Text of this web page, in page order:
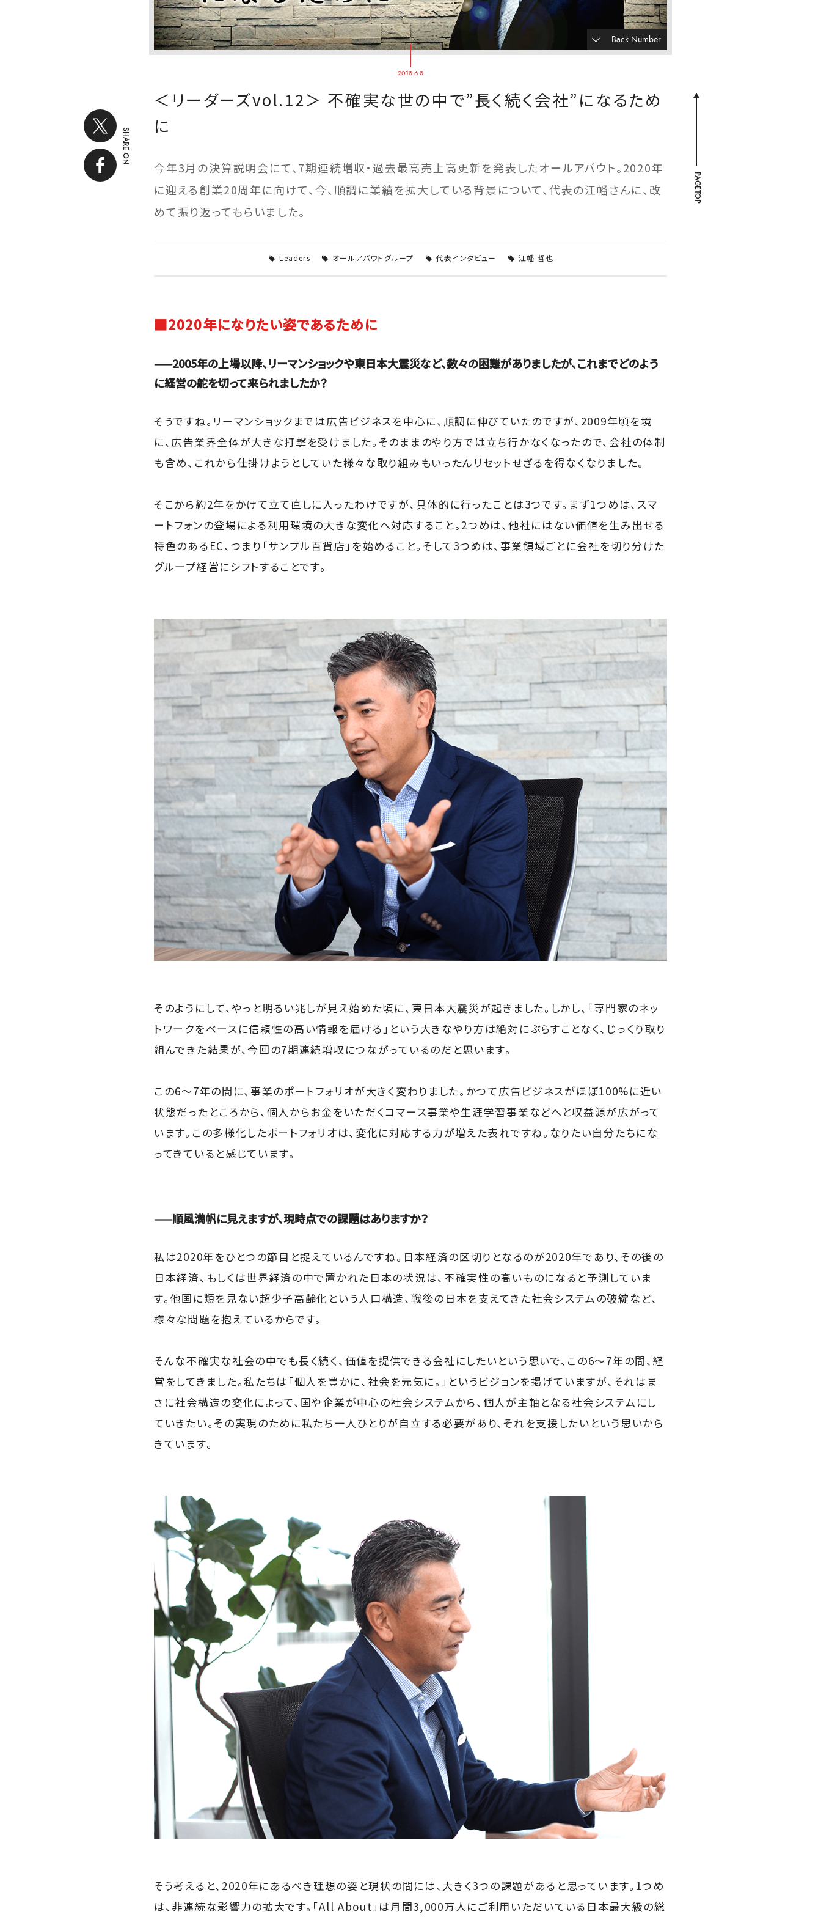
Back Number
2018.6.8
SHARE ON
＜リーダーズvol.12＞ 不確実な世の中で”長く続く会社”になるため
に
今年3月の決算説明会にて、7期連続増収・過去最高売上高更新を発表したオールアバウト。2020年
に迎える創業20周年に向けて、今、順調に業績を拡大している背景について、代表の江幡さんに、改
めて振り返ってもらいました。
Leaders オールアバウトグループ 代表インタビュー 江幡 哲也
■2020年になりたい姿であるために
——2005年の上場以降、リーマンショックや東日本大震災など、数々の困難がありましたが、これまでどのよう
に経営の舵を切って来られましたか？
そうですね。リーマンショックまでは広告ビジネスを中心に、順調に伸びていたのですが、2009年頃を境
に、広告業界全体が大きな打撃を受けました。そのままのやり方では立ち行かなくなったので、会社の体制
も含め、これから仕掛けようとしていた様々な取り組みもいったんリセットせざるを得なくなりました。
そこから約2年をかけて立て直しに入ったわけですが、具体的に行ったことは3つです。まず1つめは、スマ
ートフォンの登場による利用環境の大きな変化へ対応すること。2つめは、他社にはない価値を生み出せる
特色のあるEC、つまり「サンプル百貨店」を始めること。そして3つめは、事業領域ごとに会社を切り分けた
グループ経営にシフトすることです。
そのようにして、やっと明るい兆しが見え始めた頃に、東日本大震災が起きました。しかし、「専門家のネッ
トワークをベースに信頼性の高い情報を届ける」という大きなやり方は絶対にぶらすことなく、じっくり取り
組んできた結果が、今回の7期連続増収につながっているのだと思います。
この6〜7年の間に、事業のポートフォリオが大きく変わりました。かつて広告ビジネスがほぼ100%に近い
状態だったところから、個人からお金をいただくコマース事業や生涯学習事業などへと収益源が広がって
います。この多様化したポートフォリオは、変化に対応する力が増えた表れですね。なりたい自分たちにな
ってきていると感じています。
——順風満帆に見えますが、現時点での課題はありますか？
私は2020年をひとつの節目と捉えているんですね。日本経済の区切りとなるのが2020年であり、その後の
日本経済、もしくは世界経済の中で置かれた日本の状況は、不確実性の高いものになると予測していま
す。他国に類を見ない超少子高齢化という人口構造、戦後の日本を支えてきた社会システムの破綻など、
様々な問題を抱えているからです。
そんな不確実な社会の中でも長く続く、価値を提供できる会社にしたいという思いで、この6〜7年の間、経
営をしてきました。私たちは「個人を豊かに、社会を元気に。」というビジョンを掲げていますが、それはま
さに社会構造の変化によって、国や企業が中心の社会システムから、個人が主軸となる社会システムにし
ていきたい。その実現のために私たち一人ひとりが自立する必要があり、それを支援したいという思いから
きています。
そう考えると、2020年にあるべき理想の姿と現状の間には、大きく3つの課題があると思っています。1つめ
は、非連続な影響力の拡大です。「All About」は月間3,000万人にご利用いただいている日本最大級の総
PAGETOP